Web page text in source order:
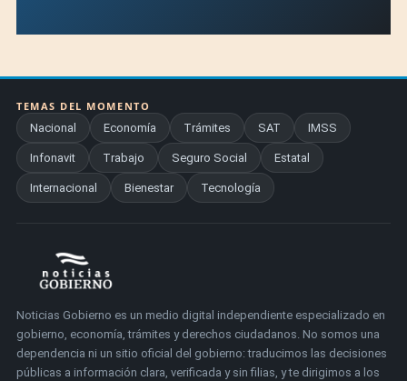
TEMAS DEL MOMENTO
Nacional
Economía Trámites SAT IMSS
Infonavit Trabajo Seguro Social Estatal
Internacional Bienestar Tecnología
Noticias Gobierno es un medio digital independiente especializado en
gobierno, economía, trámites y derechos ciudadanos. No somos una
dependencia ni un sitio oficial del gobierno: traducimos las decisiones
públicas a información clara, verificada y sin filias, y te dirigimos a los